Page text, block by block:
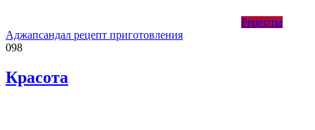
Рецепты
Аджапсандал рецепт приготовления
098
Красота